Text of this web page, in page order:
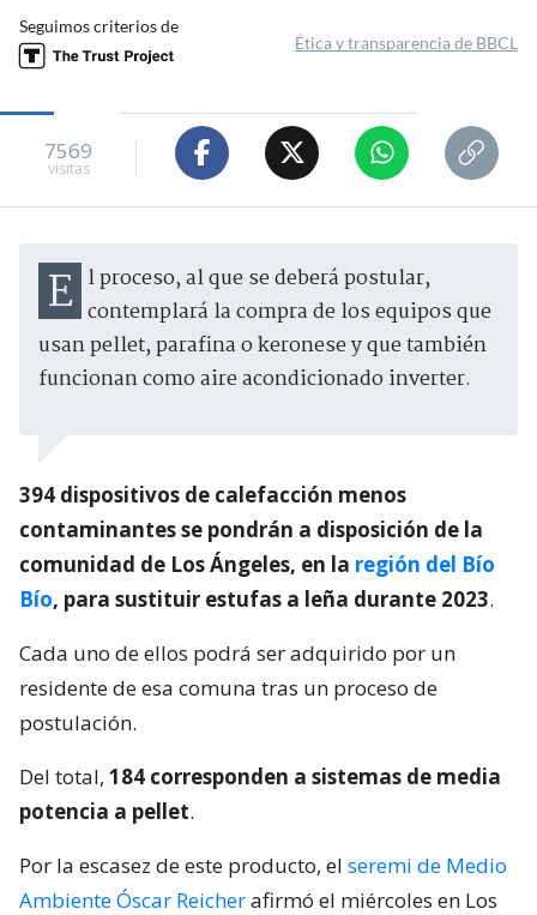
Seguimos criterios de
Ética y transparencia de BBCL
7569
visitas
El proceso, al que se deberá postular, contemplará la compra de los equipos que
usan pellet, parafina o keronese y que también
funcionan como aire acondicionado inverter.
394 dispositivos de calefacción menos
contaminantes se pondrán a disposición de la
comunidad de Los Ángeles, en la región del Bío
Bío, para sustituir estufas a leña durante 2023.
Cada uno de ellos podrá ser adquirido por un
residente de esa comuna tras un proceso de
postulación.
Del total, 184 corresponden a sistemas de media
potencia a pellet.
Por la escasez de este producto, el seremi de Medio
Ambiente Óscar Reicherafirmó el miércoles en Los